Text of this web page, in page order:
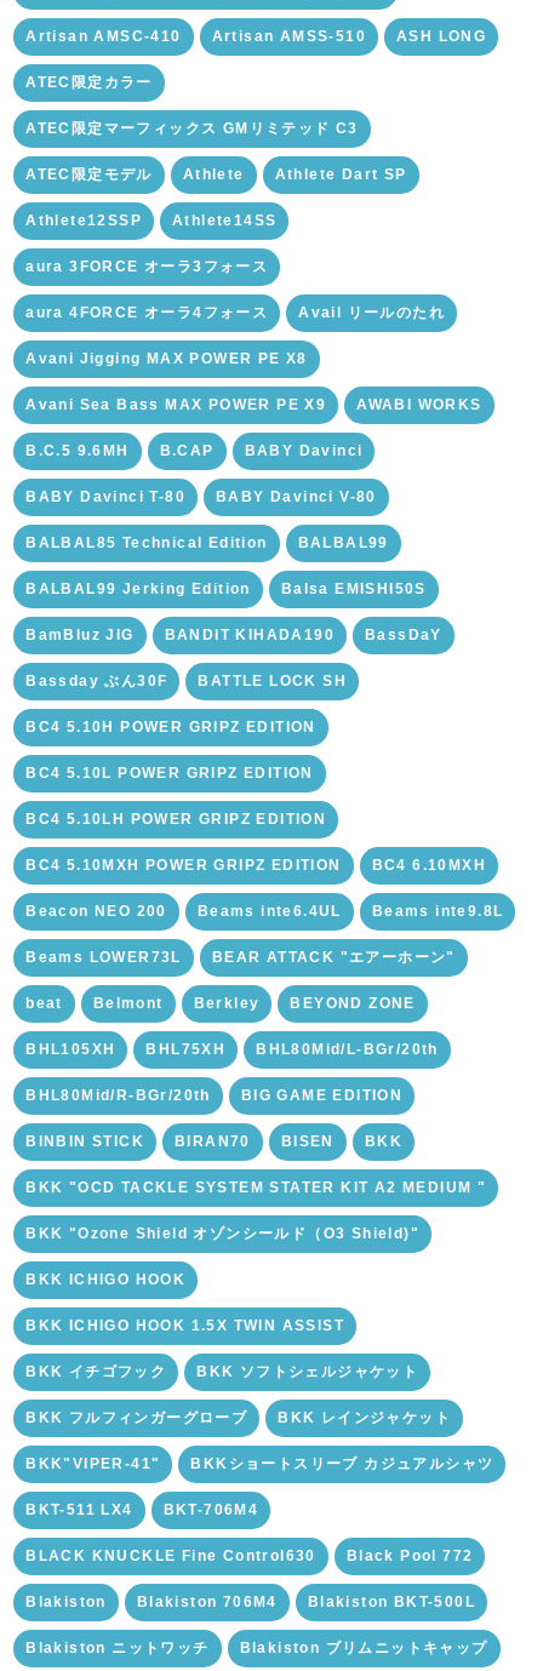
Artisan AMSC-410 Artisan AMSS-510 ASH LONG
ATEC限定カラー
ATEC限定マーフィックス GMリミテッド C3
ATEC限定モデル Athlete Athlete Dart SP
Athlete12SSP Athlete14SS
aura 3FORCE オーラ3フォース
aura 4FORCE オーラ4フォース Avail リールのたれ
Avani Jigging MAX POWER PE X8
Avani Sea Bass MAX POWER PE X9 AWABI WORKS
B.C.5 9.6MH B.CAP BABY Davinci
BABY Davinci T-80 BABY Davinci V-80
BALBAL85 Technical Edition BALBAL99
BALBAL99 Jerking Edition Balsa EMISHI50S
BamBluz JIG BANDIT KIHADA190 BassDaY
Bassday ぶん30F BATTLE LOCK SH
BC4 5.10H POWER GRIPZ EDITION
BC4 5.10L POWER GRIPZ EDITION
BC4 5.10LH POWER GRIPZ EDITION
BC4 5.10MXH POWER GRIPZ EDITION BC4 6.10MXH
Beacon NEO 200 Beams inte6.4UL Beams inte9.8L
Beams LOWER73L BEAR ATTACK "エアーホーン"
beat Belmont Berkley BEYOND ZONE
BHL105XH BHL75XH BHL80Mid/L-BGr/20th
BHL80Mid/R-BGr/20th BIG GAME EDITION
BINBIN STICK BIRAN70 BISEN BKK
BKK "OCD TACKLE SYSTEM STATER KIT A2 MEDIUM "
BKK "Ozone Shield オゾンシールド（O3 Shield)"
BKK ICHIGO HOOK
BKK ICHIGO HOOK 1.5X TWIN ASSIST
BKK イチゴフック BKK ソフトシェルジャケット
BKK フルフィンガーグローブ BKK レインジャケット
BKK"VIPER-41" BKKショートスリーブ カジュアルシャツ
BKT-511 LX4 BKT-706M4
BLACK KNUCKLE Fine Control630 Black Pool 772
Blakiston Blakiston 706M4 Blakiston BKT-500L
Blakiston ニットワッチ Blakiston ブリムニットキャップ